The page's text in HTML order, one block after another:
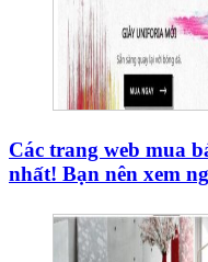
Các trang web mua
nhất! Bạn nên xem